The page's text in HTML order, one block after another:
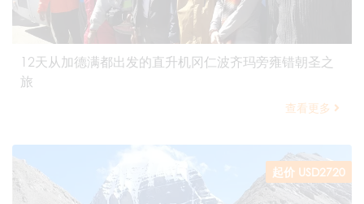
12天从加德满都出发的直升机冈仁波齐玛旁雍错朝圣之
旅
查看更多
起价 USD2720